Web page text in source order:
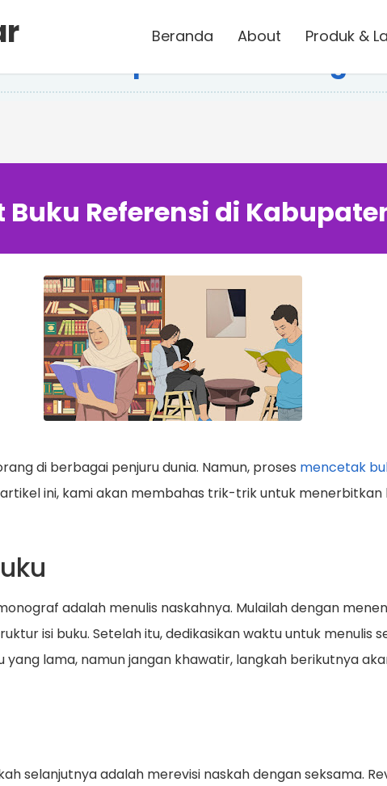
Beranda About Produk &
di Kabupaten Jombang
Buku Referensi di
di berbagai penjuru dunia. Namun, proses mencetak
ini, kami akan membahas trik-trik untuk
adalah menulis naskahnya. Mulailah dengan
isi buku. Setelah itu, dedikasikan waktu untuk menulis
lama, namun jangan khawatir, langkah berikutnya
selanjutnya adalah merevisi naskah dengan seksama.